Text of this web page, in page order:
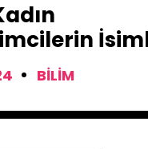
Verildi
BILIM